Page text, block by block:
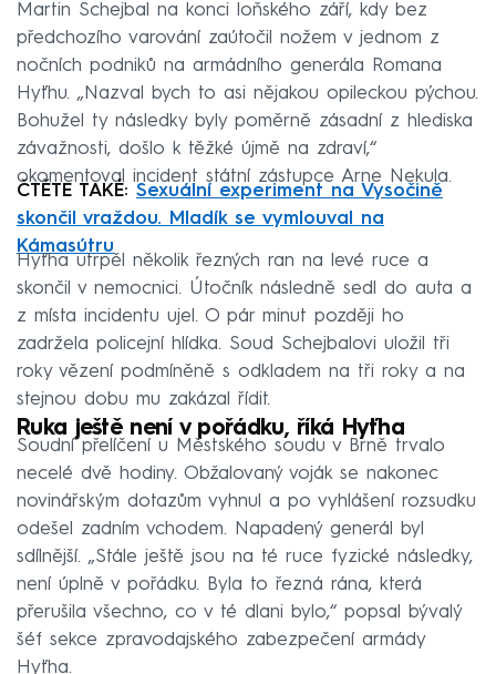
Martin Schejbal na konci loňského září, kdy bez
předchozího varování zaútočil nožem v jednom z
nočních podniků na armádního generála Romana
Hyťhu. „Nazval bych to asi nějakou opileckou pýchou.
Bohužel ty následky byly poměrně zásadní z hlediska
závažnosti, došlo k těžké újmě na zdraví,“
okomentoval incident státní zástupce Arne Nekula.
ČTĚTE TAKÉ: Sexuální experiment na Vysočině
skončil vraždou. Mladík se vymlouval na
Kámasútru
Hyťha utrpěl několik řezných ran na levé ruce a
skončil v nemocnici. Útočník následně sedl do auta a
z místa incidentu ujel. O pár minut později ho
zadržela policejní hlídka. Soud Schejbalovi uložil tři
roky vězení podmíněně s odkladem na tři roky a na
stejnou dobu mu zakázal řídit.
Ruka ještě není v pořádku, říká Hyťha
Soudní přelíčení u Městského soudu v Brně trvalo
necelé dvě hodiny. Obžalovaný voják se nakonec
novinářským dotazům vyhnul a po vyhlášení rozsudku
odešel zadním vchodem. Napadený generál byl
sdílnější. „Stále ještě jsou na té ruce fyzické následky,
není úplně v pořádku. Byla to řezná rána, která
přerušila všechno, co v té dlani bylo,“ popsal bývalý
šéf sekce zpravodajského zabezpečení armády
Hyťha.